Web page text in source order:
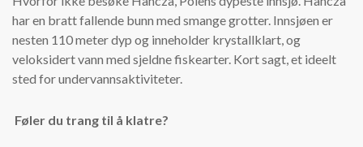
har en bratt fallende bunn med smange grotter. Innsjøen er
nesten 110 meter dyp og inneholder krystallklart, og
veloksidert vann med sjeldne fiskearter. Kort sagt, et ideelt
sted for undervannsaktiviteter.
Føler du trang til å klatre?